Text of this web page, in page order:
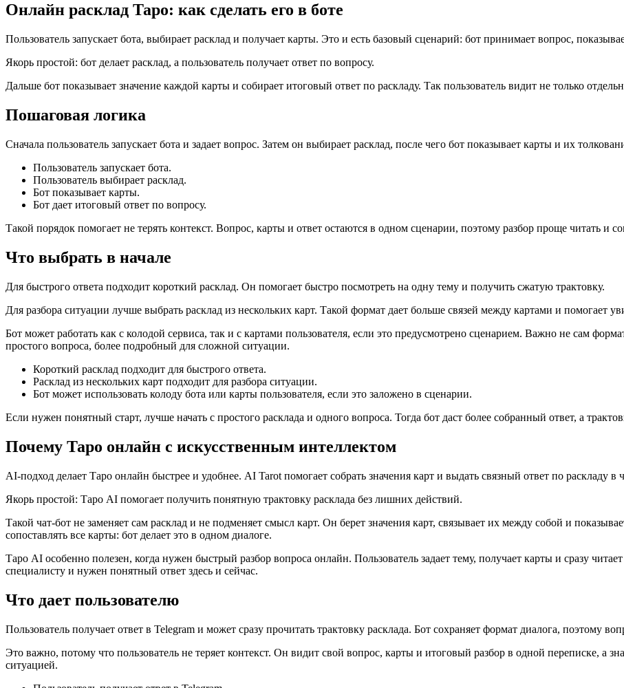
Онлайн расклад Таро: как сделать его в боте
Пользователь запускает бота, выбирает расклад и получает карты. Это и есть базовый сценарий: бот принимает вопрос,
Якорь простой: бот делает расклад, а пользователь получает ответ по вопросу.
Дальше бот показывает значение каждой карты и собирает итоговый ответ по раскладу. Так пользователь видит не только
Пошаговая логика
Сначала пользователь запускает бота и задает вопрос. Затем он выбирает расклад, после чего бот показывает карты и их
Пользователь запускает бота.
Пользователь выбирает расклад.
Бот показывает карты.
Бот дает итоговый ответ по вопросу.
Такой порядок помогает не терять контекст. Вопрос, карты и ответ остаются в одном сценарии, поэтому разбор проще читать и
Что выбрать в начале
Для быстрого ответа подходит короткий расклад. Он помогает быстро посмотреть на одну тему и получить сжатую трактовку.
Для разбора ситуации лучше выбрать расклад из нескольких карт. Такой формат дает больше связей между картами и помогает
Бот может работать как с колодой сервиса, так и с картами пользователя, если это предусмотрено сценарием. Важно не сам
простого вопроса, более подробный для сложной ситуации.
Короткий расклад подходит для быстрого ответа.
Расклад из нескольких карт подходит для разбора ситуации.
Бот может использовать колоду бота или карты пользователя, если это заложено в сценарии.
Если нужен понятный старт, лучше начать с простого расклада и одного вопроса. Тогда бот даст более собранный ответ, а
Почему Таро онлайн с искусственным интеллектом
AI-подход делает Таро онлайн быстрее и удобнее. AI Tarot помогает собрать значения карт и выдать связный ответ по раскладу в
Якорь простой: Таро AI помогает получить понятную трактовку расклада без лишних действий.
Такой чат-бот не заменяет сам расклад и не подменяет смысл карт. Он берет значения карт, связывает их между собой и
сопоставлять все карты: бот делает это в одном диалоге.
Таро AI особенно полезен, когда нужен быстрый разбор вопроса онлайн. Пользователь задает тему, получает карты и сразу
специалисту и нужен понятный ответ здесь и сейчас.
Что дает пользователю
Пользователь получает ответ в Telegram и может сразу прочитать трактовку расклада. Бот сохраняет формат диалога, поэтому
Это важно, потому что пользователь не теряет контекст. Он видит свой вопрос, карты и итоговый разбор в одной переписке, а
ситуацией.